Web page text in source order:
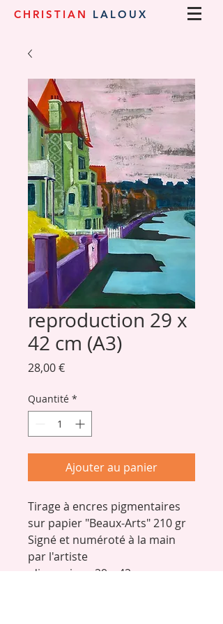
CHRISTIAN LALOUX
reproduction 29 x
42 cm (A3)
28,00 €Prix
Quantité *
Ajouter au panier
Tirage à encres pigmentaires
sur papier "Beaux-Arts" 210 gr
Signé et numéroté à la main
par l'artiste
dimensions 29 x 42 cm